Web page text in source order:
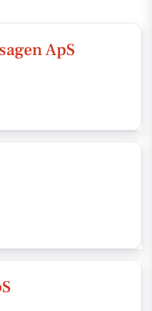
ApS